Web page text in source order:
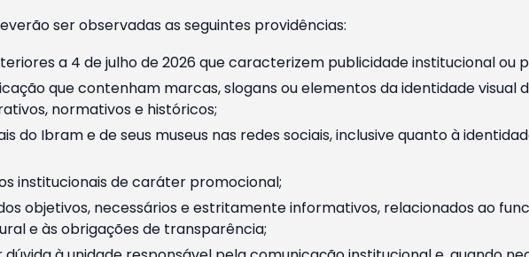
ser observadas as seguintes providências:
a 4 de julho de 2026 que caracterizem publicidade institucional ou
que contenham marcas, slogans ou elementos da identidade visual
normativos e históricos;
do Ibram e de seus museus nas redes sociais, inclusive quanto à
institucionais de caráter promocional;
objetivos, necessários e estritamente informativos, relacionados ao
e às obrigações de transparência;